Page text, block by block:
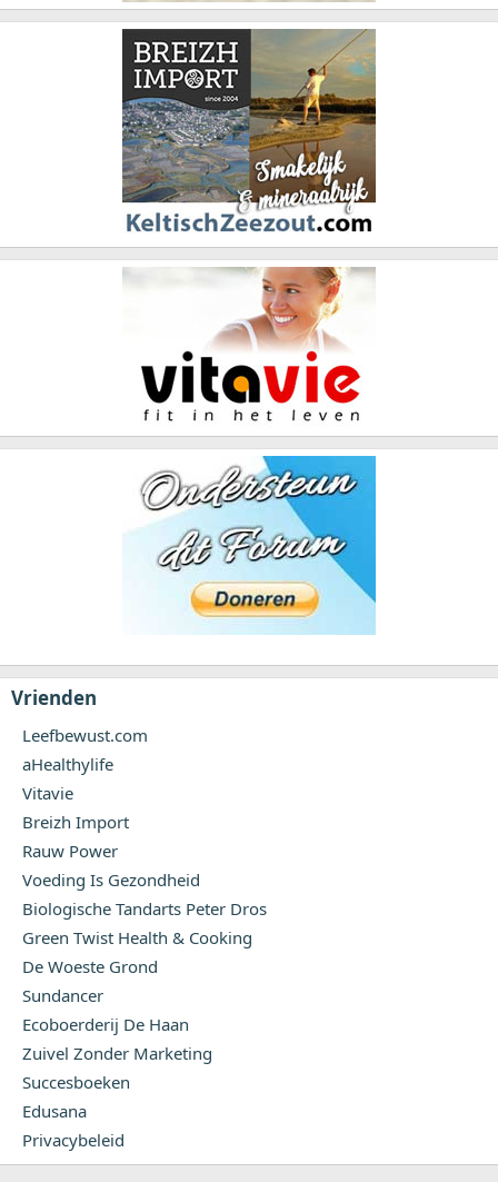
Vrienden
Leefbewust.com
aHealthylife
Vitavie
Breizh Import
Rauw Power
Voeding Is Gezondheid
Biologische Tandarts Peter Dros
Green Twist Health & Cooking
De Woeste Grond
Sundancer
Ecoboerderij De Haan
Zuivel Zonder Marketing
Succesboeken
Edusana
Privacybeleid